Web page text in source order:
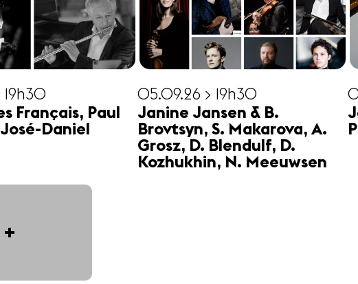
Français, Paul
Daniel
05.09.26 > 19h30
Janine Jansen & B.
Brovtsyn, S. Makarova, A.
Grosz, D. Blendulf, D.
Kozhukhin, N. Meeuwsen
+